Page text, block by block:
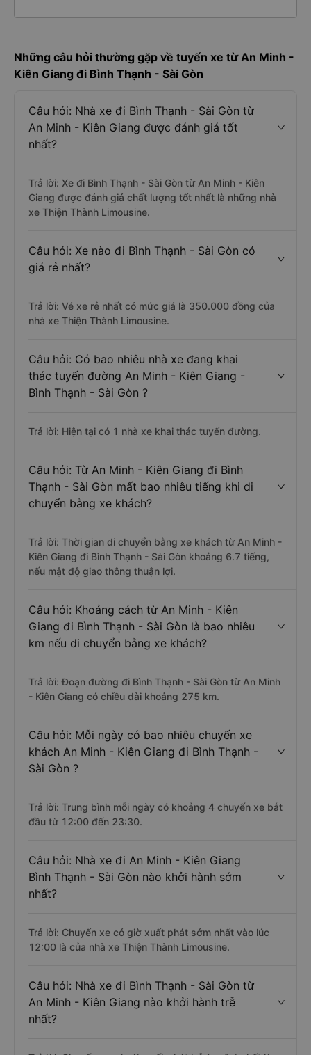
Những câu hỏi thường gặp về tuyến xe từ An Minh -
Kiên Giang đi Bình Thạnh - Sài Gòn
Câu hỏi: Nhà xe đi Bình Thạnh - Sài Gòn từ
An Minh - Kiên Giang được đánh giá tốt
nhất?
Trả lời: Xe đi Bình Thạnh - Sài Gòn từ An Minh - Kiên
Giang được đánh giá chất lượng tốt nhất là những nhà
xe Thiện Thành Limousine.
Câu hỏi: Xe nào đi Bình Thạnh - Sài Gòn có
giá rẻ nhất?
Trả lời: Vé xe rẻ nhất có mức giá là 350.000 đồng của
nhà xe Thiện Thành Limousine.
Câu hỏi: Có bao nhiêu nhà xe đang khai
thác tuyến đường An Minh - Kiên Giang -
Bình Thạnh - Sài Gòn ?
Trả lời: Hiện tại có 1 nhà xe khai thác tuyến đường.
Câu hỏi: Từ An Minh - Kiên Giang đi Bình
Thạnh - Sài Gòn mất bao nhiêu tiếng khi di
chuyển bằng xe khách?
Trả lời: Thời gian di chuyển bằng xe khách từ An Minh -
Kiên Giang đi Bình Thạnh - Sài Gòn khoảng 6.7 tiếng,
nếu mật độ giao thông thuận lợi.
Câu hỏi: Khoảng cách từ An Minh - Kiên
Giang đi Bình Thạnh - Sài Gòn là bao nhiêu
km nếu di chuyển bằng xe khách?
Trả lời: Đoạn đường đi Bình Thạnh - Sài Gòn từ An Minh
- Kiên Giang có chiều dài khoảng 275 km.
Câu hỏi: Mỗi ngày có bao nhiêu chuyến xe
khách An Minh - Kiên Giang đi Bình Thạnh -
Sài Gòn ?
Trả lời: Trung bình mỗi ngày có khoảng 4 chuyến xe bắt
đầu từ 12:00 đến 23:30.
Câu hỏi: Nhà xe đi An Minh - Kiên Giang
Bình Thạnh - Sài Gòn nào khởi hành sớm
nhất?
Trả lời: Chuyến xe có giờ xuất phát sớm nhất vào lúc
12:00 là của nhà xe Thiện Thành Limousine.
Câu hỏi: Nhà xe đi Bình Thạnh - Sài Gòn từ
An Minh - Kiên Giang nào khởi hành trễ
nhất?